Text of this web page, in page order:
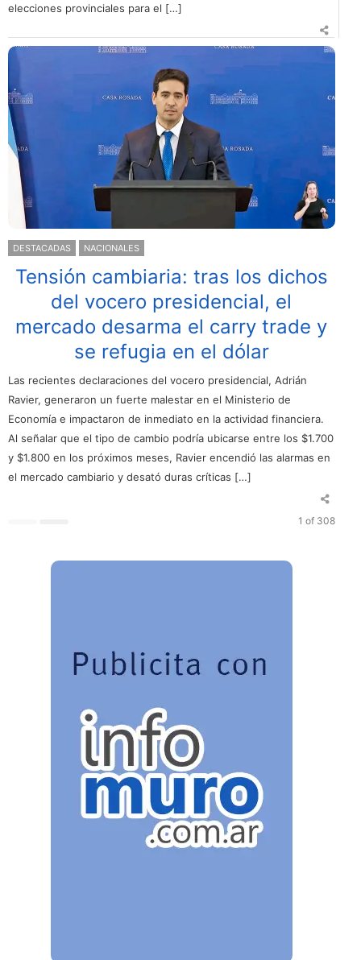
elecciones provinciales para el […]
DESTACADAS NACIONALES
Tensión cambiaria: tras los dichos
del vocero presidencial, el
mercado desarma el carry trade y
se refugia en el dólar
Las recientes declaraciones del vocero presidencial, Adrián
Ravier, generaron un fuerte malestar en el Ministerio de
Economía e impactaron de inmediato en la actividad financiera.
Al señalar que el tipo de cambio podría ubicarse entre los $1.700
y $1.800 en los próximos meses, Ravier encendió las alarmas en
el mercado cambiario y desató duras críticas […]
1 of 308